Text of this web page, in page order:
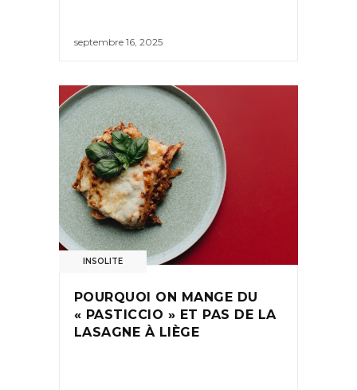
septembre 16, 2025
INSOLITE
POURQUOI ON MANGE DU
« PASTICCIO » ET PAS DE LA
LASAGNE À LIÈGE